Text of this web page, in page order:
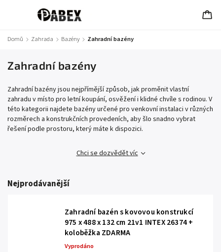
Domů / Zahrada / Bazény / Zahradní bazény
Zahradní bazény
Zahradní bazény jsou nejpřímější způsob, jak proměnit vlastní
zahradu v místo pro letní koupání, osvěžení i klidné chvíle s rodinou. V
této kategorii najdete bazény určené pro venkovní instalaci v různých
rozměrech a konstrukčních provedeních, aby šlo snadno vybrat
řešení podle prostoru, který máte k dispozici.
Chci se dozvědět víc
Nejprodávanější
Zahradní bazén s kovovou konstrukcí
975 x 488 x 132 cm 21v1 INTEX 26374 +
koloběžka ZDARMA
Vyprodáno